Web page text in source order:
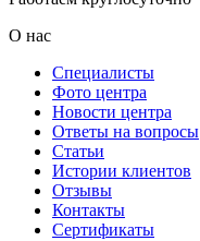
О нас
Специалисты
Фото центра
Новости центра
Ответы на вопросы
Статьи
Истории клиентов
Отзывы
Контакты
Сертификаты